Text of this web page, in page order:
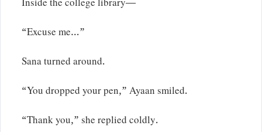
Inside the college library—
“Excuse me…”
Sana turned around.
“You dropped your pen,” Ayaan smiled.
“Thank you,” she replied coldly.